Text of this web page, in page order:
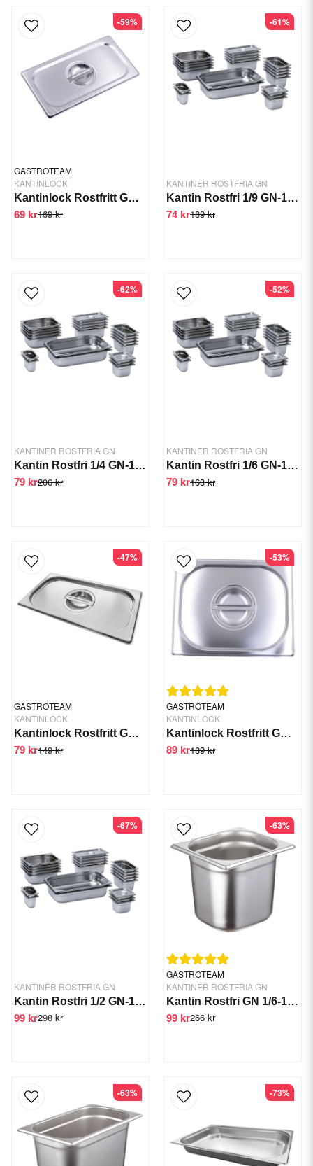
GASTROTEAM
KANTINLOCK
Kantinlock Rostfritt GN 1/4
169 kr
69 kr
-59%
KANTINER ROSTFRIA GN
Kantin Rostfri 1/9 GN-150 mm
189 kr
74 kr
-61%
KANTINER ROSTFRIA GN
Kantin Rostfri 1/4 GN-100 mm
206 kr
79 kr
-62%
KANTINER ROSTFRIA GN
Kantin Rostfri 1/6 GN-100 mm
163 kr
79 kr
-52%
GASTROTEAM
KANTINLOCK
Kantinlock Rostfritt GN 1/3
149 kr
79 kr
-47%
GASTROTEAM
KANTINLOCK
Kantinlock Rostfritt GN 1/2
189 kr
89 kr
-53%
KANTINER ROSTFRIA GN
Kantin Rostfri 1/2 GN-100 mm
298 kr
99 kr
-67%
GASTROTEAM
KANTINER ROSTFRIA GN
Kantin Rostfri GN 1/6-150 mm
266 kr
99 kr
-63%
-63% -73%